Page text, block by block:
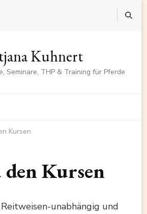
Kuhnert
Seminare, THP & Training für Pferde
Kursen
Kursen
unabhängig und